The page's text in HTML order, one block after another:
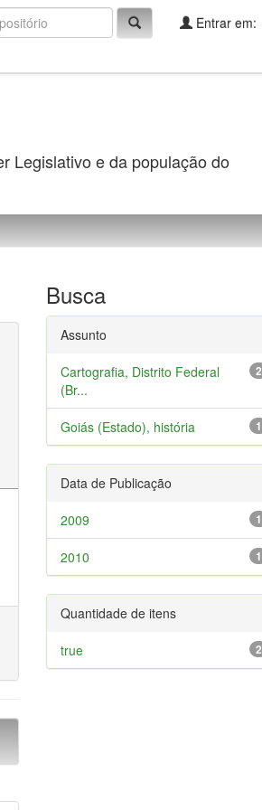
Entrar em:
Legislativo e da população do
Busca
Assunto
2
Cartografia, Distrito Federal
(Br...
1
Goiás (Estado), história
Data de Publicação
1
2009
1
2010
Quantidade de itens
2
true